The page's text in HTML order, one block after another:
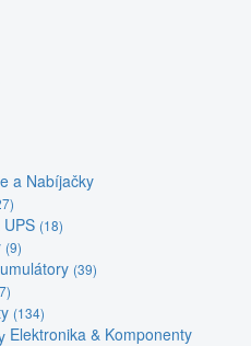
a Nabíjačky
(18)
(9)
(39)
(134)
Elektronika & Komponenty